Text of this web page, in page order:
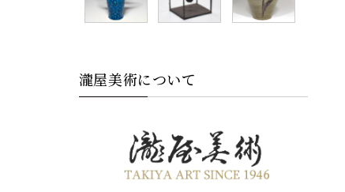
瀧屋美術について